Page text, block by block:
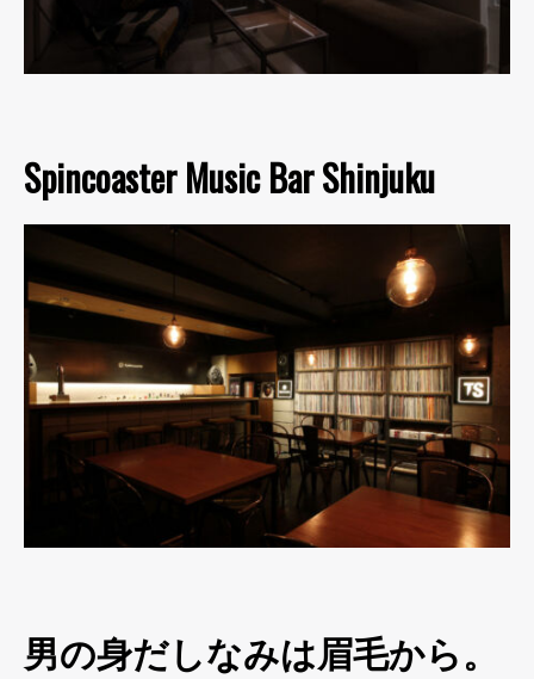
Spincoaster Music Bar Shinjuku
男の身だしなみは眉毛から。